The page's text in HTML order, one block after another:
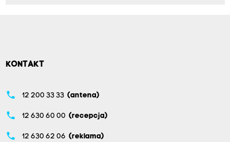
KONTAKT
phone 12 200 33 33 (antena)
phone 12 630 60 00 (recepcja)
phone 12 630 62 06 (reklama)